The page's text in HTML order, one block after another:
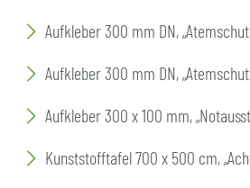
Aufkleber 300 mm DN,
Aufkleber 300 mm DN,
Aufkleber 300 x 100 mm,
Kunststofftafel 700 x 500 cm,